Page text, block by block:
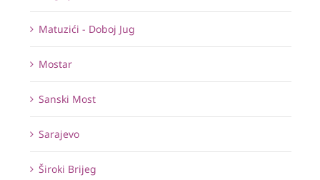
Matuzići - Doboj Jug
Mostar
Sanski Most
Sarajevo
Široki Brijeg